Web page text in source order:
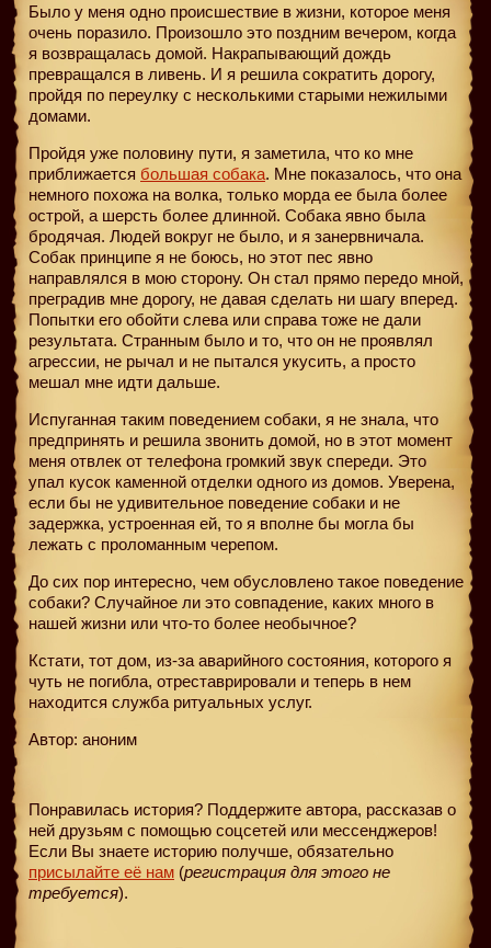
Было у меня одно происшествие в жизни, которое меня
очень поразило. Произошло это поздним вечером, когда
я возвращалась домой. Накрапывающий дождь
превращался в ливень. И я решила сократить дорогу,
пройдя по переулку с несколькими старыми нежилыми
домами.
Пройдя уже половину пути, я заметила, что ко мне
приближается большая собака. Мне показалось, что она
немного похожа на волка, только морда ее была более
острой, а шерсть более длинной. Собака явно была
бродячая. Людей вокруг не было, и я занервничала.
Собак принципе я не боюсь, но этот пес явно
направлялся в мою сторону. Он стал прямо передо мной,
преградив мне дорогу, не давая сделать ни шагу вперед.
Попытки его обойти слева или справа тоже не дали
результата. Странным было и то, что он не проявлял
агрессии, не рычал и не пытался укусить, а просто
мешал мне идти дальше.
Испуганная таким поведением собаки, я не знала, что
предпринять и решила звонить домой, но в этот момент
меня отвлек от телефона громкий звук спереди. Это
упал кусок каменной отделки одного из домов. Уверена,
если бы не удивительное поведение собаки и не
задержка, устроенная ей, то я вполне бы могла бы
лежать с проломанным черепом.
До сих пор интересно, чем обусловлено такое поведение
собаки? Случайное ли это совпадение, каких много в
нашей жизни или что-то более необычное?
Кстати, тот дом, из-за аварийного состояния, которого я
чуть не погибла, отреставрировали и теперь в нем
находится служба ритуальных услуг.
Автор: аноним
Понравилась история? Поддержите автора, рассказав о
ней друзьям с помощью соцсетей или мессенджеров!
Если Вы знаете историю получше, обязательно
присылайте её нам (регистрация для этого не
требуется).